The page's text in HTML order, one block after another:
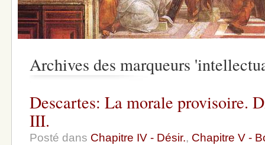
Archives des marqueurs
Descartes: La morale provisoire.
III.
Posté dans Chapitre IV - Désir., Chapitre V -